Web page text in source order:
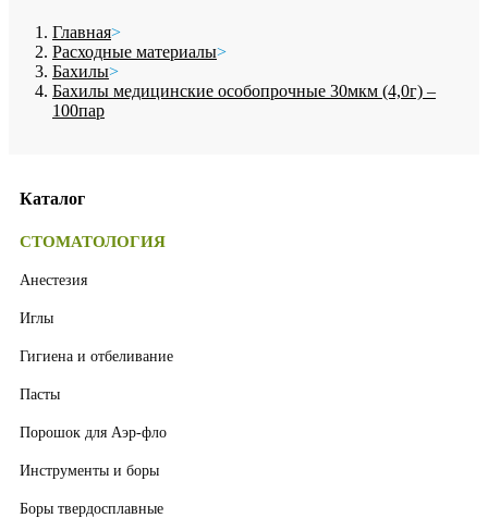
Главная>
Расходные материалы>
Бахилы>
Бахилы медицинские особопрочные 30мкм (4,0г) –
100пар
Каталог
СТОМАТОЛОГИЯ
Анестезия
Иглы
Гигиена и отбеливание
Пасты
Порошок для Аэр-фло
Инструменты и боры
Боры твердосплавные